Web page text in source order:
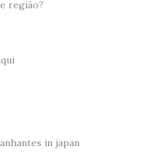
região?
in japan